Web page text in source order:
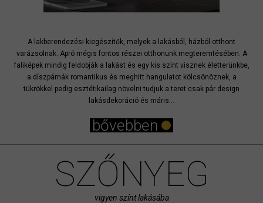
A lakberendezési kiegészítők, melyek a lakásból, házból otthont
varázsolnak. Apró mégis fontos részei otthonunk megteremtésében. A
faliképek mindig feldobják a lakást és egy kis színt visznek életterünkbe,
a díszpárnák romantikus és meghitt hangulatot kölcsönöznek, a
tükrökkel pedig esztétikailag növelni tudjuk a teret csak pár design
lakásdekoráció és máris...
bővebben
SZŐNYEG
vigyen színt lakásába